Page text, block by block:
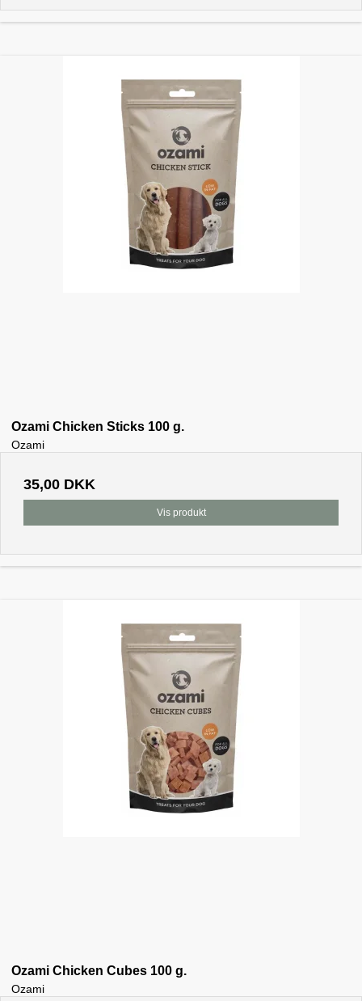
Ozami Chicken Sticks 100 g.
Ozami
35,00 DKK
Vis produkt
Ozami Chicken Cubes 100 g.
Ozami